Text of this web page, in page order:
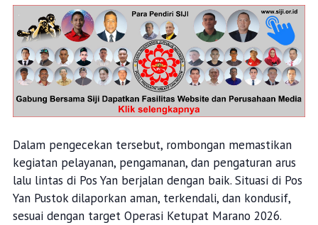
Dalam pengecekan tersebut, rombongan memastikan
kegiatan pelayanan, pengamanan, dan pengaturan arus
lalu lintas di Pos Yan berjalan dengan baik. Situasi di Pos
Yan Pustok dilaporkan aman, terkendali, dan kondusif,
sesuai dengan target Operasi Ketupat Marano 2026.